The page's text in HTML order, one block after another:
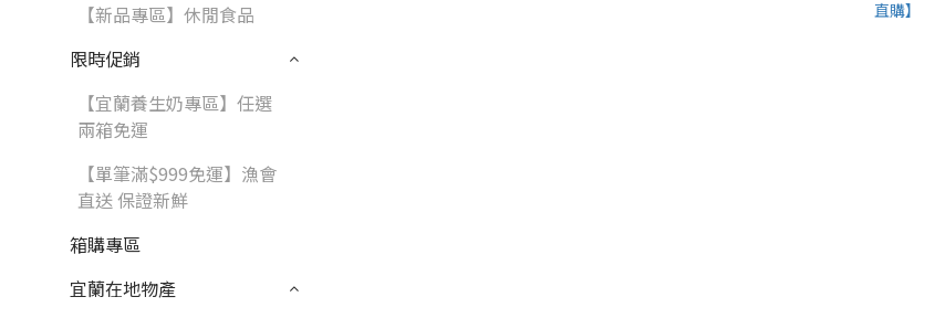
【新品專區】休閒食品
限時促銷
【宜蘭養生奶專區】任選
兩箱免運
【單筆滿$999免運】漁會
直送 保證新鮮
箱購專區
宜蘭在地物產